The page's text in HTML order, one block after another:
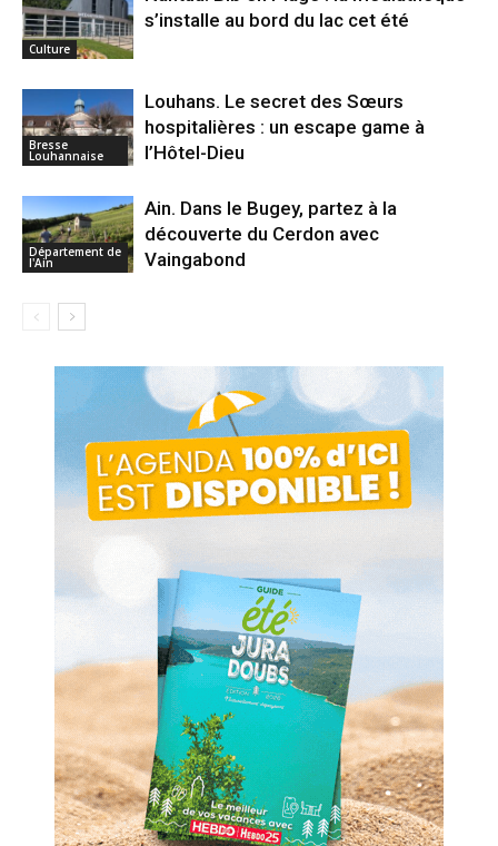
Culture
s’installe au bord du lac cet été
Bresse
Louhannaise
Louhans. Le secret des Sœurs
hospitalières : un escape game à
l’Hôtel-Dieu
Département de
l'Ain
Ain. Dans le Bugey, partez à la
découverte du Cerdon avec
Vaingabond